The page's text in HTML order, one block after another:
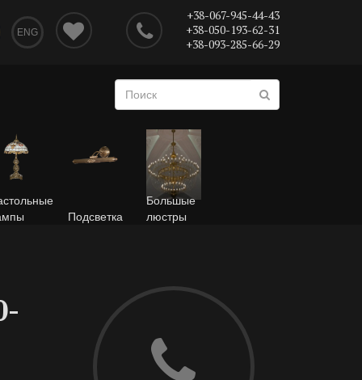
ENG
+38-067-945-44-43
+38-050-193-62-31
+38-093-285-66-29
Подсветка
Большые
люстры